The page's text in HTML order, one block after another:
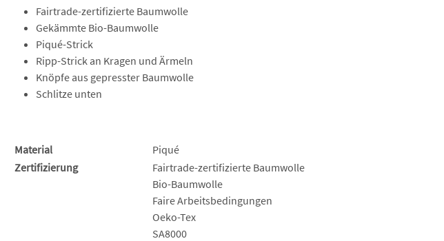
Fairtrade-zertifizierte Baumwolle
Gekämmte Bio-Baumwolle
Piqué-Strick
Ripp-Strick an Kragen und Ärmeln
Knöpfe aus gepresster Baumwolle
Schlitze unten
Material
Piqué
Zertifizierung
Fairtrade-zertifizierte Baumwolle
Bio-Baumwolle
Faire Arbeitsbedingungen
Oeko-Tex
SA8000